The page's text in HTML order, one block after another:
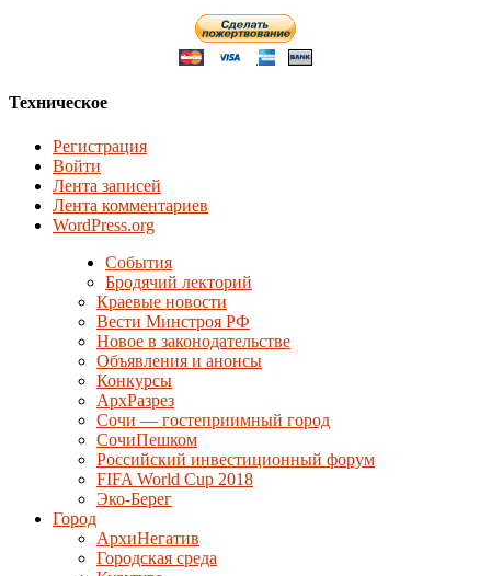
Техническое
Регистрация
Войти
Лента записей
Лента комментариев
WordPress.org
События
Бродячий лекторий
Краевые новости
Вести Минстроя РФ
Новое в законодательстве
Объявления и анонсы
Конкурсы
АрхРазрез
Сочи — гостеприимный город
СочиПешком
Российский инвестиционный форум
FIFA World Cup 2018
Эко-Берег
Город
АрхиНегатив
Городская среда